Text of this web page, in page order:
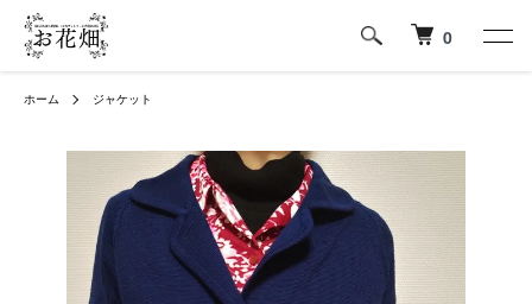
0
ホーム ジャケット